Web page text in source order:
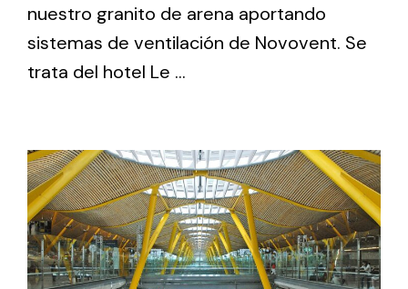
nuestro granito de arena aportando
sistemas de ventilación de Novovent. Se
trata del hotel Le ...